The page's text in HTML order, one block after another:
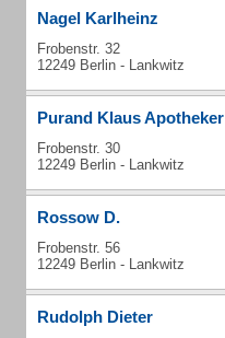
Nagel Karlheinz
Frobenstr. 32
12249 Berlin - Lankwitz
Purand Klaus Apotheker
Frobenstr. 30
12249 Berlin - Lankwitz
Rossow D.
Frobenstr. 56
12249 Berlin - Lankwitz
Rudolph Dieter